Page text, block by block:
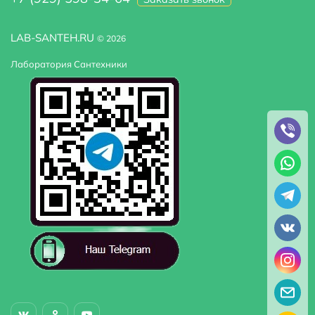
LAB-SANTEH.RU © 2026
Лаборатория Сантехники